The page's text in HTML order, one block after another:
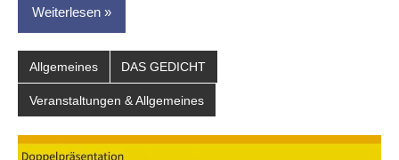
Weiterlesen
Allgemeines DAS GEDICHT
Veranstaltungen & Allgemeines